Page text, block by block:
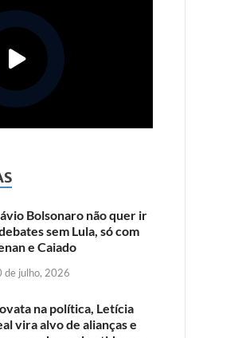
Bolsonaro não quer ir
sem Lula, só com
e Caiado
de julho, 2026
na política, Letícia
vira alvo de alianças e